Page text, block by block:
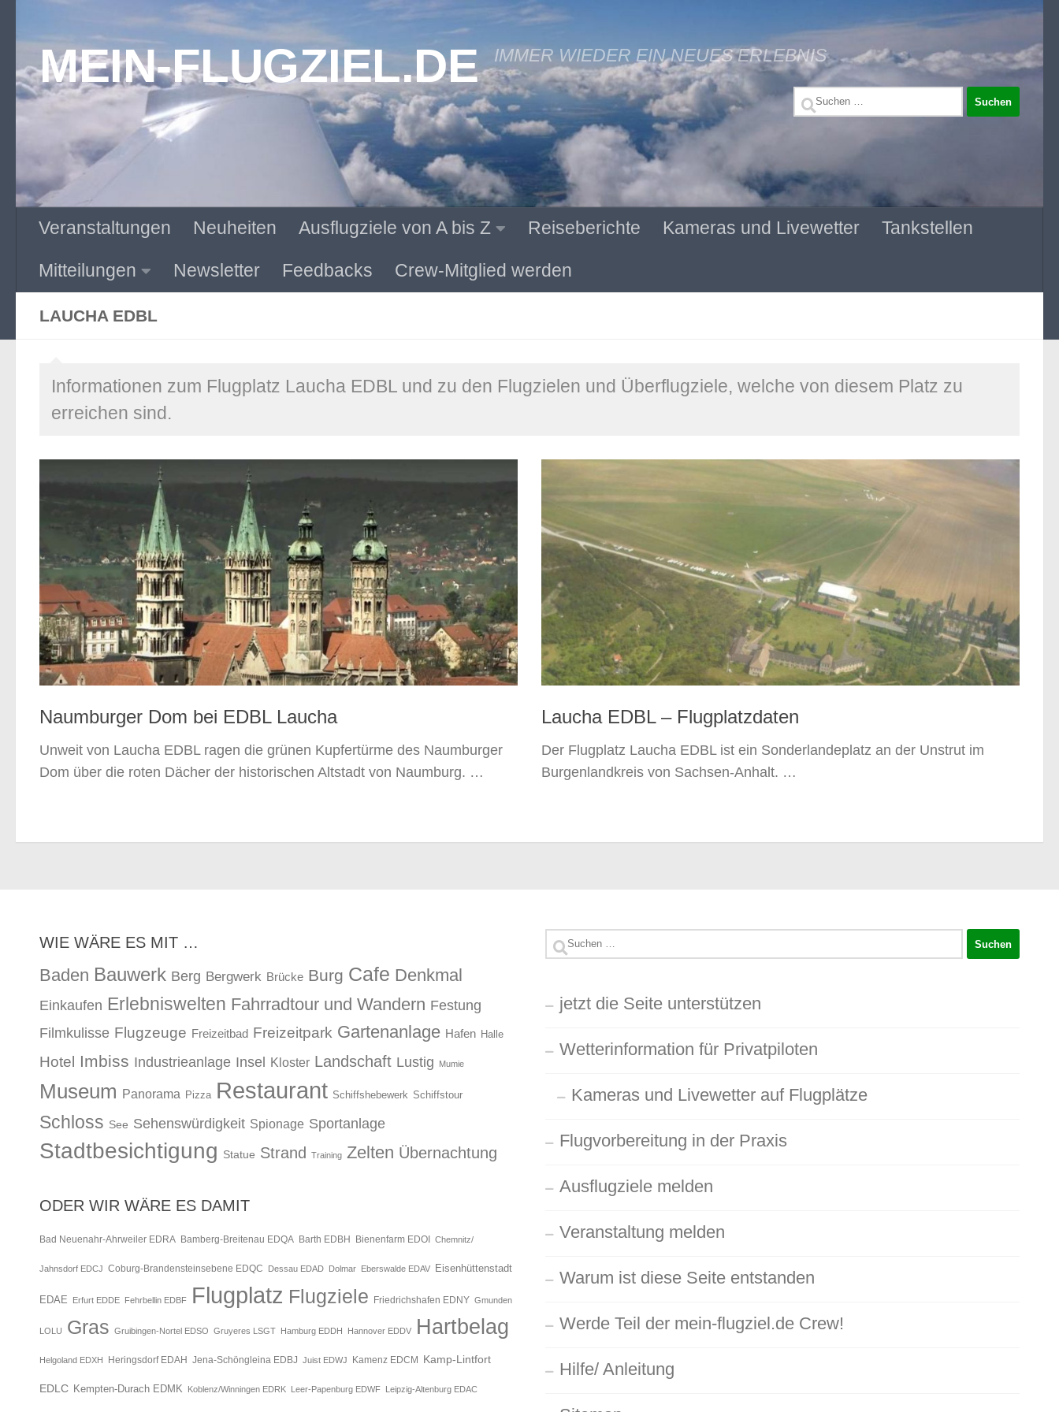
Zum Inhalt springen
MEIN-FLUGZIEL.DE IMMER WIEDER EIN NEUES ERLEBNIS
Suchen
Veranstaltungen Neuheiten Ausflugziele von A bis Z Reiseberichte Kameras und Livewetter Tankstellen
Mitteilungen Newsletter Feedbacks Crew-Mitglied werden
LAUCHA EDBL
Informationen zum Flugplatz Laucha EDBL und zu den Flugzielen und Überflugziele, welche von diesem Platz zu
erreichen sind.
Naumburger Dom bei EDBL Laucha
Unweit von Laucha EDBL ragen die grünen Kupfertürme des Naumburger
Dom über die roten Dächer der historischen Altstadt von Naumburg. …
Laucha EDBL – Flugplatzdaten
Der Flugplatz Laucha EDBL ist ein Sonderlandeplatz an der Unstrut im
Burgenlandkreis von Sachsen-Anhalt. …
WIE WÄRE ES MIT …
Baden Bauwerk Berg Bergwerk Brücke Burg Cafe Denkmal
Einkaufen Erlebniswelten Fahrradtour und Wandern Festung
Filmkulisse Flugzeuge Freizeitbad Freizeitpark Gartenanlage Hafen Halle
Hotel Imbiss Industrieanlage Insel Kloster Landschaft Lustig Mumie
Museum Panorama Pizza Restaurant Schiffshebewerk Schiffstour
Schloss See Sehenswürdigkeit Spionage Sportanlage
Stadtbesichtigung Statue Strand Training Zelten Übernachtung
ODER WIR WÄRE ES DAMIT
Bad Neuenahr-Ahrweiler EDRA Bamberg-Breitenau EDQA Barth EDBH Bienenfarm EDOI Chemnitz/
Jahnsdorf EDCJ Coburg-Brandensteinsebene EDQC Dessau EDAD Dolmar Eberswalde EDAV Eisenhüttenstadt
EDAE Erfurt EDDE Fehrbellin EDBF Flugplatz Flugziele Friedrichshafen EDNY Gmunden
LOLU Gras Gruibingen-Nortel EDSO Gruyeres LSGT Hamburg EDDH Hannover EDDV Hartbelag
Helgoland EDXH Heringsdorf EDAH Jena-Schöngleina EDBJ Juist EDWJ Kamenz EDCM Kamp-Lintfort
EDLC Kempten-Durach EDMK Koblenz/Winningen EDRK Leer-Papenburg EDWF Leipzig-Altenburg EDAC
Suchen
jetzt die Seite unterstützen
Wetterinformation für Privatpiloten
Kameras und Livewetter auf Flugplätze
Flugvorbereitung in der Praxis
Ausflugziele melden
Veranstaltung melden
Warum ist diese Seite entstanden
Werde Teil der mein-flugziel.de Crew!
Hilfe/ Anleitung